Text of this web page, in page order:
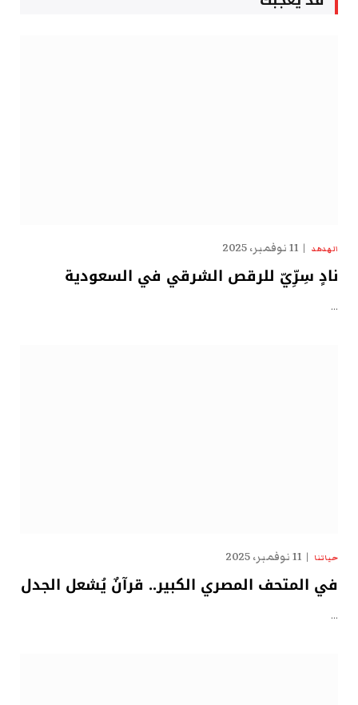
الهدهد 11 نوفمبر، 2025
نادٍ سِرِّيّ للرقص الشرقي في السعودية
…
حياتنا 11 نوفمبر، 2025
في المتحف المصري الكبير.. قرآنٌ يُشعل الجدل
…